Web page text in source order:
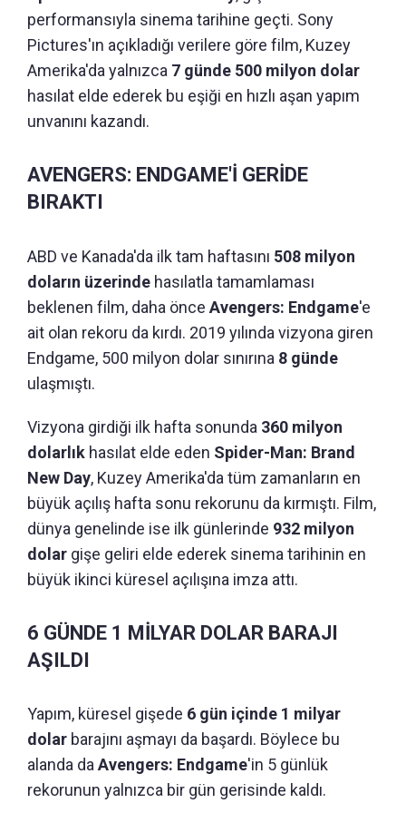
performansıyla sinema tarihine geçti. Sony
Pictures'ın açıkladığı verilere göre film, Kuzey
Amerika'da yalnızca 7 günde 500 milyon dolar
hasılat elde ederek bu eşiği en hızlı aşan yapım
unvanını kazandı.
AVENGERS: ENDGAME'İ GERİDE
BIRAKTI
ABD ve Kanada'da ilk tam haftasını 508 milyon
doların üzerinde hasılatla tamamlaması
beklenen film, daha önce Avengers: Endgame'e
ait olan rekoru da kırdı. 2019 yılında vizyona giren
Endgame, 500 milyon dolar sınırına 8 günde
ulaşmıştı.
Vizyona girdiği ilk hafta sonunda 360 milyon
dolarlık hasılat elde eden Spider-Man: Brand
New Day, Kuzey Amerika'da tüm zamanların en
büyük açılış hafta sonu rekorunu da kırmıştı. Film,
dünya genelinde ise ilk günlerinde 932 milyon
dolar gişe geliri elde ederek sinema tarihinin en
büyük ikinci küresel açılışına imza attı.
6 GÜNDE 1 MİLYAR DOLAR BARAJI
AŞILDI
Yapım, küresel gişede 6 gün içinde 1 milyar
dolar barajını aşmayı da başardı. Böylece bu
alanda da Avengers: Endgame'in 5 günlük
rekorunun yalnızca bir gün gerisinde kaldı.